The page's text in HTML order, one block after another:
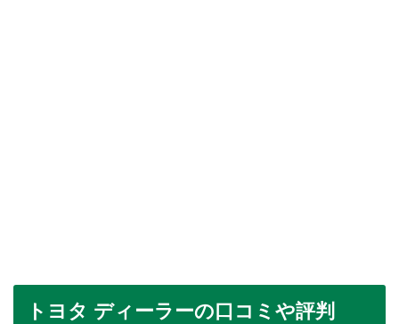
トヨタ ディーラーの口コミや評判